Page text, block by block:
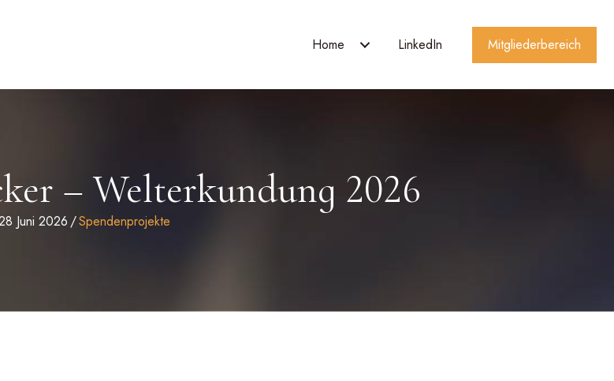
Home LinkedIn Mitgliederbereich
– Welterkundung 2026
Juni 2026 /Spendenprojekte